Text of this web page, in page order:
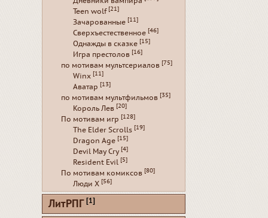
Teen wolf [21]
Зачарованные [11]
Сверхъестественное [46]
Однажды в сказке [15]
Игра престолов [16]
по мотивам мультсериалов [75]
Winx [11]
Аватар [13]
по мотивам мультфильмов [35]
Король Лев [20]
По мотивам игр [128]
The Elder Scrolls [19]
Dragon Age [15]
Devil May Cry [4]
Resident Evil [5]
По мотивам комиксов [80]
Люди Х [56]
ЛитРПГ [1]